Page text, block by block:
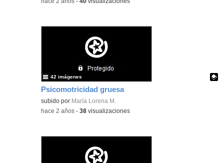
Psicomotricidad gruesa
Contenido educativo.
subido por María Lorena M.
42 imágenes
-hace 2 años -38 visualizaciones